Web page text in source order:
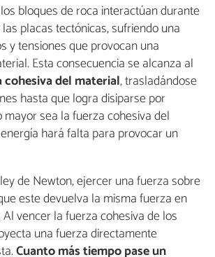
bloques de roca interactúan durante
placas tectónicas, sufriendo una
y tensiones que provocan una
Esta consecuencia se alcanza al
del material, trasladándose
hasta que logra disiparse por
sea la fuerza cohesiva del
hará falta para provocar un
de Newton, ejercer una fuerza sobre
este devuelva la misma fuerza en
vencer la fuerza cohesiva de los
una fuerza directamente
Cuanto más tiempo pase un